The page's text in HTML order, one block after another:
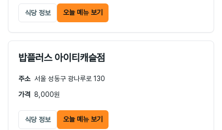
식당 정보 오늘 메뉴 보기
밥플러스 아이티캐슬점
주소 서울 성동구 광나루로 130
가격
8,000원
식당 정보 오늘 메뉴 보기